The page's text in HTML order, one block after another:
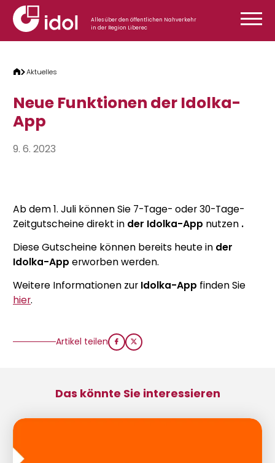
Zum Inhalt springen
Alles über den öffentlichen Nahverkehr
in der Region Liberec
Aktuelles
Neue Funktionen der Idolka-
App
9. 6. 2023
Ab dem 1. Juli können Sie 7-Tage- oder 30-Tage-
Zeitgutscheine direkt in der Idolka-App nutzen .
Diese Gutscheine können bereits heute in der
Idolka-App erworben werden.
Weitere Informationen zur Idolka-App finden Sie
hier.
Artikel teilen
Das könnte Sie interessieren